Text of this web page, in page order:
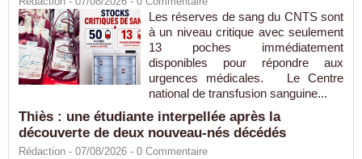
Les réserves de sang du CNTS sont
à un niveau critique avec seulement
13 poches immédiatement
disponibles pour répondre aux
urgences médicales. Le Centre
national de transfusion sanguine...
Thiès : une étudiante interpellée après la
découverte de deux nouveau-nés décédés
Rédaction - 07/08/2026 - 0 Commentaire